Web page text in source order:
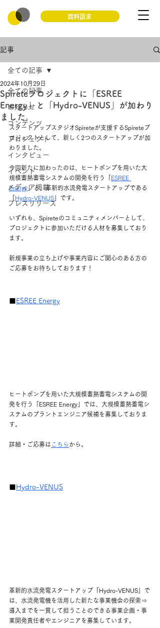
資料請求
記事
全ての記事
お知らせ
コンテンツ
プロジェクト
インタビュー
イベント
メディア掲載
プレスリリース
全ての記事
Spireteプロジェクトに「ESREE
Energy」と「Hydro-VENUS」が加わり
ました。
2024年10月29日
スタートアップスタジオSpireteが支援するSpireteプ
ロジェクトとして、新しく2つのスタートアップが加
わりました。
今回新たに加わったのは、
ヒートポンプを用いた大
規模蓄熱蓄電システムの開発を行う「 ESREE
Energy 」と、革新的水流発電スタートアップである
Hydro-VENUS 」です。
いずれも、Spireteのコミュニティメンバーとして、
プロジェクトに参加いただける人材を募集しており
ます。
新規事業の立ち上げや事業内容にご関心のある方の
ご応募をお待ちしております！
■ESREE Energy
ヒートポンプを用いた大規模蓄熱蓄電システムの開
発を行う「 ESREE Energy」では、大規模蓄熱蓄電シ
ステムのプラントエンジニア候補を募集しておりま
す。
詳細・ご応募は こちら から。
■Hydro-VENUS
革新的水流発電スタートアップ「Hydro-VENUS」で
は、水流発電機を活用した新たな事業機会の探索⇒
導入までを一貫して担うことのできる事業企画・事
業開発責任者やエンジニアを募集しています。